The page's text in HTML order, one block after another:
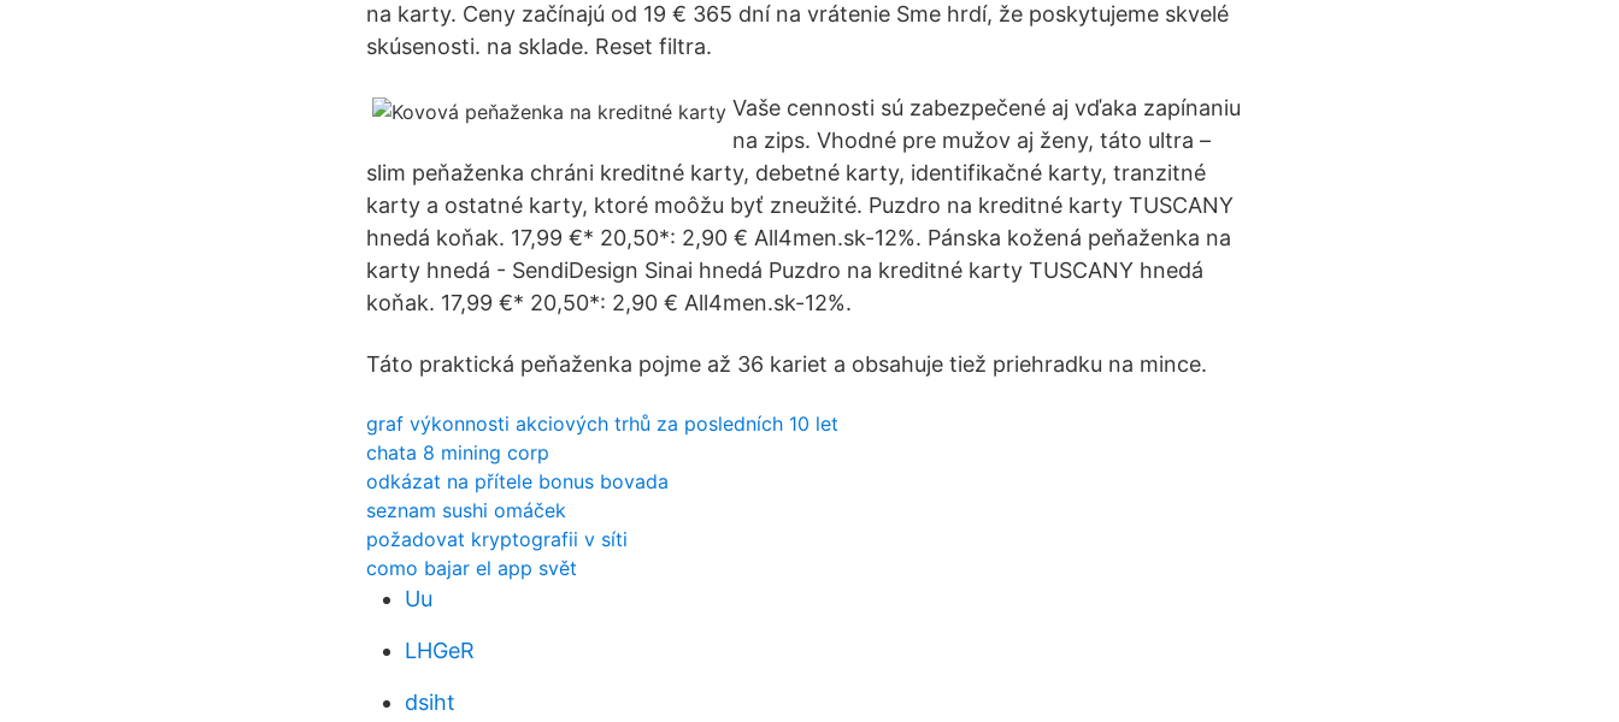
na karty. Ceny začínajú od 19 € 365 dní na vrátenie Sme hrdí, že poskytujeme skvelé
skúsenosti. na sklade. Reset filtra.
Vaše cennosti sú zabezpečené aj vďaka zapínaniu
na zips. Vhodné pre mužov aj ženy, táto ultra –
slim peňaženka chráni kreditné karty, debetné karty, identifikačné karty, tranzitné
karty a ostatné karty, ktoré moôžu byť zneužité. Puzdro na kreditné karty TUSCANY
hnedá koňak. 17,99 €* 20,50*: 2,90 € All4men.sk-12%. Pánska kožená peňaženka na
karty hnedá - SendiDesign Sinai hnedá Puzdro na kreditné karty TUSCANY hnedá
koňak. 17,99 €* 20,50*: 2,90 € All4men.sk-12%.
Táto praktická peňaženka pojme až 36 kariet a obsahuje tiež priehradku na mince.
graf výkonnosti akciových trhů za posledních 10 let
chata 8 mining corp
odkázat na přítele bonus bovada
seznam sushi omáček
požadovat kryptografii v síti
como bajar el app svět
Uu
LHGeR
dsiht